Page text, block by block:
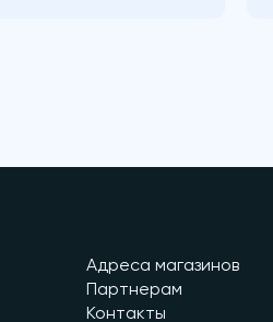
Адреса магазинов
Партнерам
Контакты